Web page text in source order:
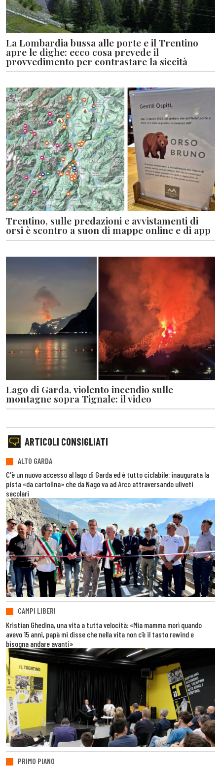
La Lombardia bussa alle porte e il Trentino
apre le dighe: ecco cosa prevede il
provvedimento per contrastare la siccità
Trentino, sulle predazioni e avvistamenti di
orsi è scontro a suon di mappe online e di app
Lago di Garda, violento incendio sulle
montagne sopra Tignale: il video
ARTICOLI CONSIGLIATI
ALTO GARDA
C'è un nuovo accesso al lago di Garda ed è tutto ciclabile: inaugurata la
pista «da cartolina» che da Nago va ad Arco attraversando uliveti
secolari
CAMPI LIBERI
Kristian Ghedina, una vita a tutta velocità: «Mia mamma morì quando
avevo 15 anni, papà mi disse che nella vita non c’è il tasto rewind e
bisogna andare avanti»
PRIMO PIANO